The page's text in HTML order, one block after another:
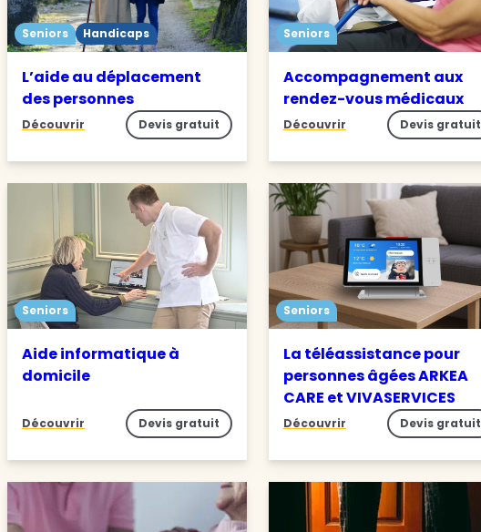
Seniors Handicaps
L’aide au déplacement
des personnes
Découvrir Devis gratuit
Seniors
Accompagnement aux
rendez-vous médicaux
Découvrir Devis gratuit
Seniors
Aide informatique à
domicile
Découvrir Devis gratuit
Seniors
La téléassistance pour
personnes âgées ARKEA
CARE et VIVASERVICES
Découvrir Devis gratuit